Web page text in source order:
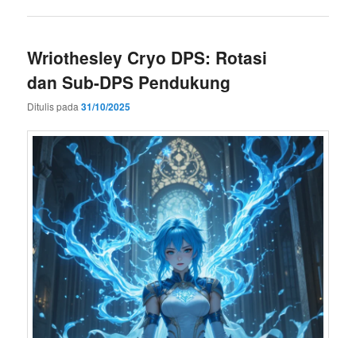
Wriothesley Cryo DPS: Rotasi
dan Sub-DPS Pendukung
Ditulis pada31/10/2025